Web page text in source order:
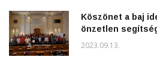
Köszönet a baj
önzetlen
2023.09.13.